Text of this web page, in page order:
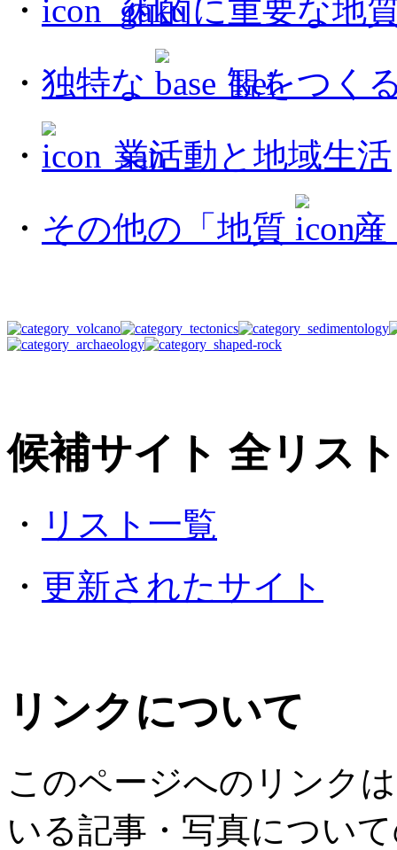
・
術的に重要な地
・ 独特な
観をつく
・
業活動と地域生活
・ その他の「地質 産
候補サイト 全リスト
・ リスト一覧
・ 更新されたサイト
リンクについて
このページへのリンク
いる記事・写真につい